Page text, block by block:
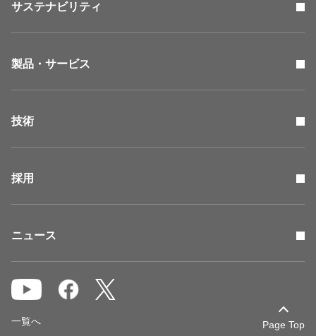
サステナビリティ
製品・サービス
技術
採用
ニュース
Page Top
一覧へ